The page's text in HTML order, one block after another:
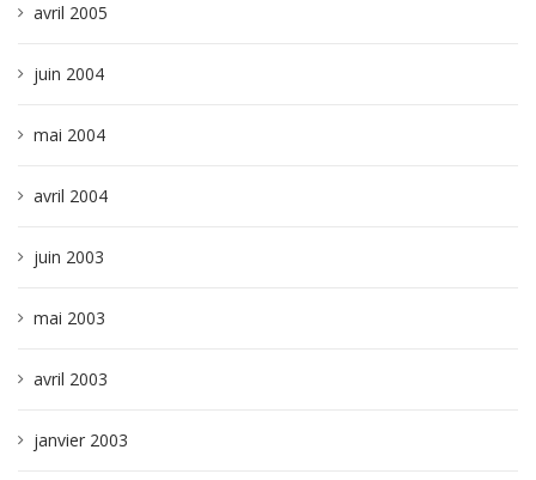
avril 2005
juin 2004
mai 2004
avril 2004
juin 2003
mai 2003
avril 2003
janvier 2003